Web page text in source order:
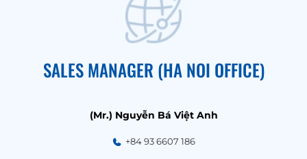
SALES MANAGER (HA NOI OFFICE)
(Mr.) Nguyễn Bá Việt Anh
+84 93 6607 186